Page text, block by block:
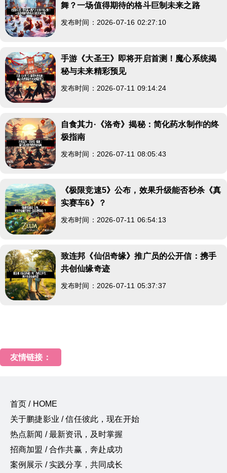
舞？一场值得期待的格斗巨制未来之路
发布时间：2026-07-16 02:27:10
手游《大圣王》即将开启首测！魔心系统揭
秘与未来精彩预见
发布时间：2026-07-11 09:14:24
自食其力·《洛奇》揭秘：简化药水制作的终
极指南
发布时间：2026-07-11 08:05:43
《极限竞速5》公布，效果升级能否秒杀《真
实赛车6》？
发布时间：2026-07-11 06:54:13
致连邦《仙侣奇缘》推广员的公开信：携手
共创仙缘奇迹
发布时间：2026-07-11 05:37:37
友情链接：
首页 / HOME
关于鹏捷影业 / 信任彼此，现在开始
热点新闻 / 最新资讯，及时掌握
招商加盟 / 合作共赢，奔赴成功
案例展示 / 实践分享，共同成长